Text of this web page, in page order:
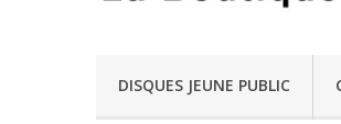
DISQUES JEUNE PUBLIC